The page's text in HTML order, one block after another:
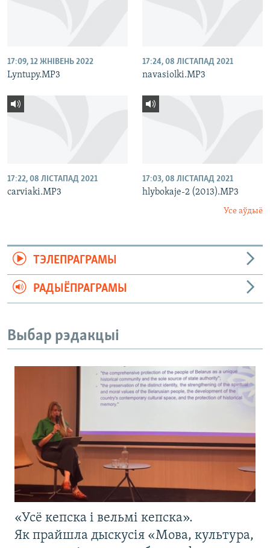
17:09, 12 ЖНІВЕНЬ 2022
Lyntupy.MP3
17:24, 08 ЛІСТАПАД 2021
navasiolki.MP3
17:22, 08 ЛІСТАПАД 2021
carviaki.MP3
17:03, 08 ЛІСТАПАД 2021
hlybokaje-2 (2013).MP3
Усе аўдыё
ТЭЛЕПРАГРАМЫ
РАДЫЁПРАГРАМЫ
Выбар рэдакцыі
«Усё кепска і вельмі кепска».
Як прайшла дыскусія «Мова, культура,